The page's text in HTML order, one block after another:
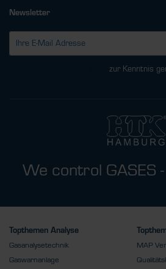
Newsletter
zur Kenntnis
We control GASES
Topthemen Analyse
Gasanalysetechnik
Gaswarnanlage
MAP